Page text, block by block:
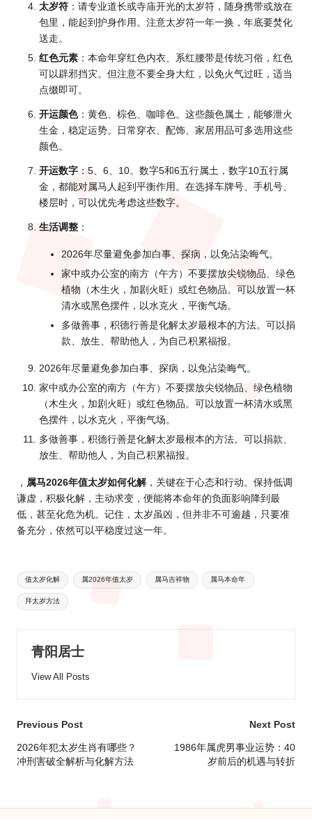
太岁符 ：请专业道长或寺庙开光的太岁符，随身携带或放在
包里，能起到护身作用。注意太岁符一年一换，年底要焚化
送走。
红色元素 ：本命年穿红色内衣、系红腰带是传统习俗，红色
可以辟邪挡灾。但注意不要全身大红，以免火气过旺，适当
点缀即可。
开运颜色：黄色、棕色、咖啡色。这些颜色属土，能够泄火
生金，稳定运势。日常穿衣、配饰、家居用品可多选用这些
颜色。
开运数字 ：5、6、10。数字5和6五行属土，数字10五行属
金，都能对属马人起到平衡作用。在选择车牌号、手机号、
楼层时，可以优先考虑这些数字。
生活调整 ：
2026年尽量避免参加白事、探病，以免沾染晦气。
家中或办公室的南方（午方）不要摆放尖锐物品、绿色
植物（木生火，加剧火旺）或红色物品。可以放置一杯
清水或黑色摆件，以水克火，平衡气场。
多做善事，积德行善是化解太岁最根本的方法。可以捐
款、放生、帮助他人，为自己积累福报。
2026年尽量避免参加白事、探病，以免沾染晦气。
家中或办公室的南方（午方）不要摆放尖锐物品、绿色植物
（木生火，加剧火旺）或红色物品。可以放置一杯清水或黑
色摆件，以水克火，平衡气场。
多做善事，积德行善是化解太岁最根本的方法。可以捐款、
放生、帮助他人，为自己积累福报。
， 属马2026年值太岁如何化解，关键在于心态和行动。保持低调
谦虚，积极化解，主动求变，便能将本命年的负面影响降到最
低，甚至化危为机。记住，太岁虽凶，但并非不可逾越，只要准
备充分，依然可以平稳度过这一年。
Tags:
值太岁化解 属2026年值太岁 属马吉祥物 属马本命年
拜太岁方法
青阳居士
View All Posts
Post
navigation
Previous Post
2026年犯太岁生肖有哪些？
冲刑害破全解析与化解方法
Next Post
1986年属虎男事业运势：40
岁前后的机遇与转折